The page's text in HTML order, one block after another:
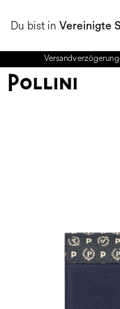
Du bist in Vereinigte
2026 KOLLEKTION.